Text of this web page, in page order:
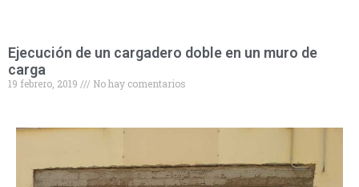
Ejecución de un cargadero doble en un muro de
carga
19 febrero, 2019 No hay comentarios